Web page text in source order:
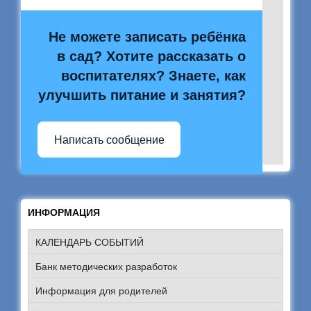
Не можете записать ребёнка
в сад? Хотите рассказать о
воспитателях? Знаете, как
улучшить питание и занятия?
Написать сообщение
ИНФОРМАЦИЯ
КАЛЕНДАРЬ СОБЫТИЙ
Банк методических разработок
Информация для родителей